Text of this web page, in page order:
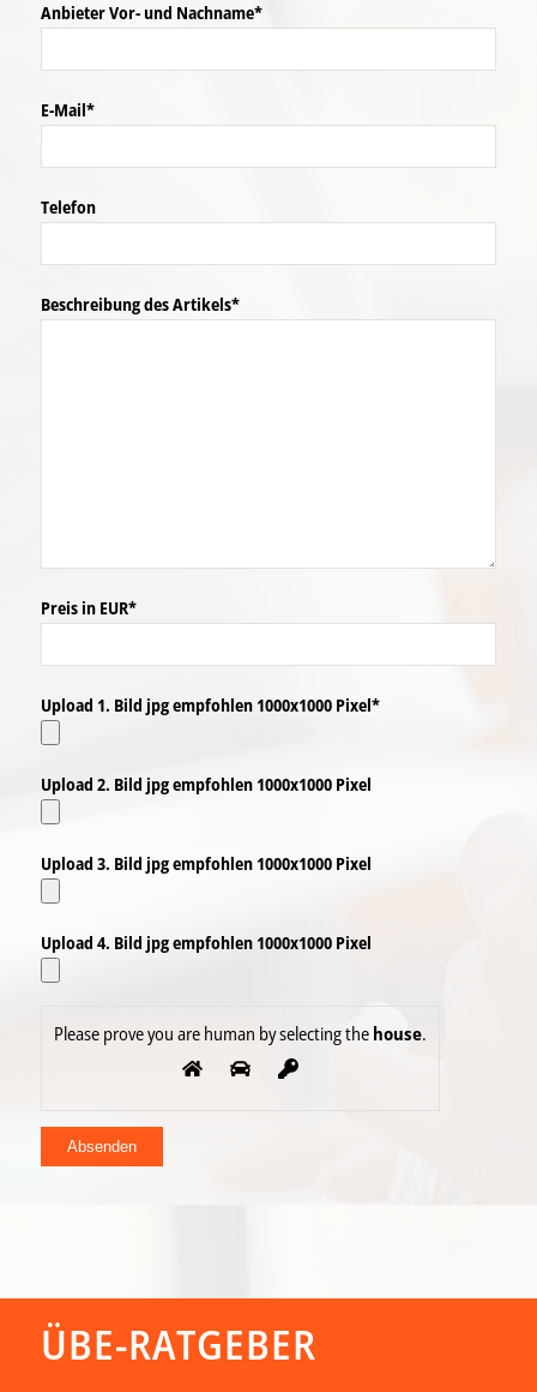
Anbieter Vor- und Nachname*
E-Mail*
Telefon
Beschreibung des Artikels*
Preis in EUR*
Upload 1. Bild jpg empfohlen 1000x1000 Pixel*
Upload 2. Bild jpg empfohlen 1000x1000 Pixel
Upload 3. Bild jpg empfohlen 1000x1000 Pixel
Upload 4. Bild jpg empfohlen 1000x1000 Pixel
Please prove you are human by selecting thehouse.
ÜBE-RATGEBER